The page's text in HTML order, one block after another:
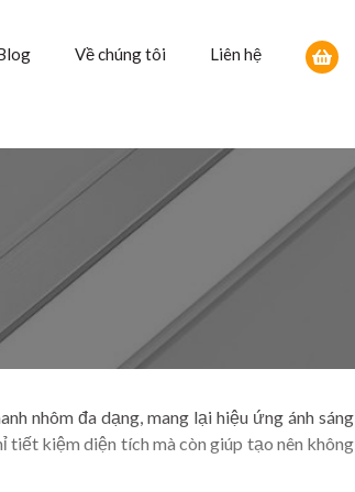
Về chúng tôi Liên hệ
nhôm đa dạng, mang lại hiệu ứng ánh sáng
tiết kiệm diện tích mà còn giúp tạo nên không